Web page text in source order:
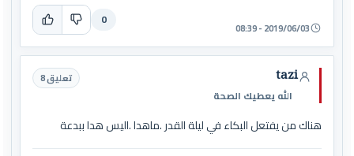
2019/06/03 - 08:39
0
tazi
الله يعطيك الصحة
تعليق 8
هناك من يفتعل البكاء في ليلة القدر .ماهدا .اليس هدا ببدعة